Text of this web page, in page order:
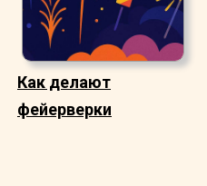
Как делают
фейерверки